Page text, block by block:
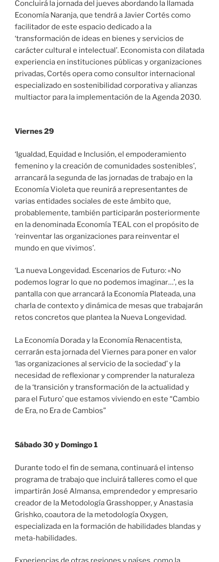
Concluirá la jornada del jueves abordando la llamada
Economía Naranja, que tendrá a Javier Cortés como
facilitador de este espacio dedicado a la
‘transformación de ideas en bienes y servicios de
carácter cultural e intelectual’. Economista con dilatada
experiencia en instituciones públicas y organizaciones
privadas, Cortés opera como consultor internacional
especializado en sostenibilidad corporativa y alianzas
multiactor para la implementación de la Agenda 2030.
Viernes 29
‘Igualdad, Equidad e Inclusión, el empoderamiento
femenino y la creación de comunidades sostenibles’,
arrancará la segunda de las jornadas de trabajo en la
Economía Violeta que reunirá a representantes de
varias entidades sociales de este ámbito que,
probablemente, también participarán posteriormente
en la denominada Economía TEAL con el propósito de
‘reinventar las organizaciones para reinventar el
mundo en que vivimos’.
‘La nueva Longevidad. Escenarios de Futuro: «No
podemos lograr lo que no podemos imaginar…’, es la
pantalla con que arrancará la Economía Plateada, una
charla de contexto y dinámica de mesas que trabajarán
retos concretos que plantea la Nueva Longevidad.
La Economía Dorada y la Economía Renacentista,
cerrarán esta jornada del Viernes para poner en valor
‘las organizaciones al servicio de la sociedad’ y la
necesidad de reflexionar y comprender la naturaleza
de la ‘transición y transformación de la actualidad y
para el Futuro’ que estamos viviendo en este “Cambio
de Era, no Era de Cambios”
Sábado 30 y Domingo 1
Durante todo el fin de semana, continuará el intenso
programa de trabajo que incluirá talleres como el que
impartirán José Almansa, emprendedor y empresario
creador de la Metodología Grasshopper, y Anastasia
Grishko, coautora de la metodología Oxygen,
especializada en la formación de habilidades blandas y
meta-habilidades.